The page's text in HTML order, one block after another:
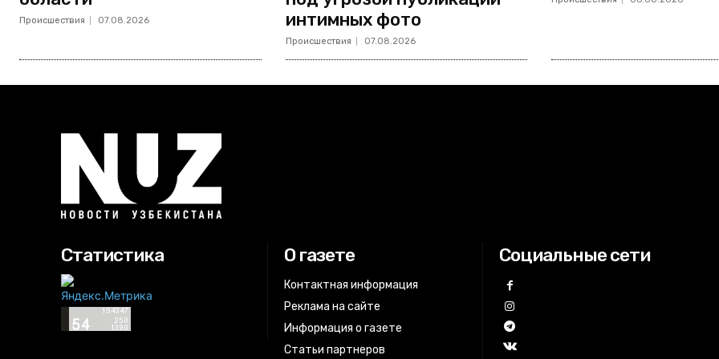
Происшествия 07.08.2026
интимных фото
Происшествия 07.08.2026
Статистика О газете
Контактная информация
Реклама на сайте
Информация о газете
Статьи партнеров
Социальные сети